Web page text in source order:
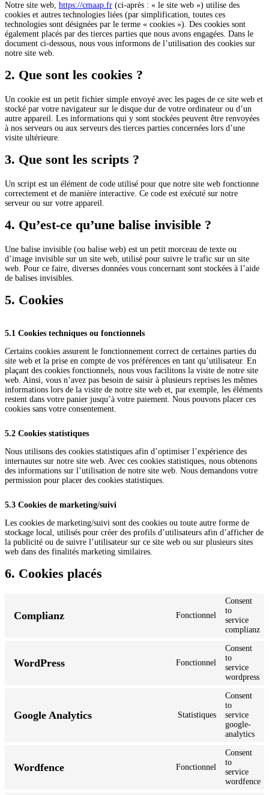
Notre site web, https://cmaap.fr (ci-après : « le site web ») utilise des
cookies et autres technologies liées (par simplification, toutes ces
technologies sont désignées par le terme « cookies »). Des cookies sont
également placés par des tierces parties que nous avons engagées. Dans le
document ci-dessous, nous vous informons de l’utilisation des cookies sur
notre site web.
2. Que sont les cookies ?
Un cookie est un petit fichier simple envoyé avec les pages de ce site web et
stocké par votre navigateur sur le disque dur de votre ordinateur ou d’un
autre appareil. Les informations qui y sont stockées peuvent être renvoyées
à nos serveurs ou aux serveurs des tierces parties concernées lors d’une
visite ultérieure.
3. Que sont les scripts ?
Un script est un élément de code utilisé pour que notre site web fonctionne
correctement et de manière interactive. Ce code est exécuté sur notre
serveur ou sur votre appareil.
4. Qu’est-ce qu’une balise invisible ?
Une balise invisible (ou balise web) est un petit morceau de texte ou
d’image invisible sur un site web, utilisé pour suivre le trafic sur un site
web. Pour ce faire, diverses données vous concernant sont stockées à l’aide
de balises invisibles.
5. Cookies
5.1 Cookies techniques ou fonctionnels
Certains cookies assurent le fonctionnement correct de certaines parties du
site web et la prise en compte de vos préférences en tant qu’utilisateur. En
plaçant des cookies fonctionnels, nous vous facilitons la visite de notre site
web. Ainsi, vous n’avez pas besoin de saisir à plusieurs reprises les mêmes
informations lors de la visite de notre site web et, par exemple, les éléments
restent dans votre panier jusqu’à votre paiement. Nous pouvons placer ces
cookies sans votre consentement.
5.2 Cookies statistiques
Nous utilisons des cookies statistiques afin d’optimiser l’expérience des
internautes sur notre site web. Avec ces cookies statistiques, nous obtenons
des informations sur l’utilisation de notre site web. Nous demandons votre
permission pour placer des cookies statistiques.
5.3 Cookies de marketing/suivi
Les cookies de marketing/suivi sont des cookies ou toute autre forme de
stockage local, utilisés pour créer des profils d’utilisateurs afin d’afficher de
la publicité ou de suivre l’utilisateur sur ce site web ou sur plusieurs sites
web dans des finalités marketing similaires.
6. Cookies placés
Complianz Fonctionnel
Consent
to
service
complianz
WordPress Fonctionnel
Consent
to
service
wordpress
Google Analytics Statistiques
Consent
to
service
google-
analytics
Wordfence Fonctionnel
Consent
to
service
wordfence